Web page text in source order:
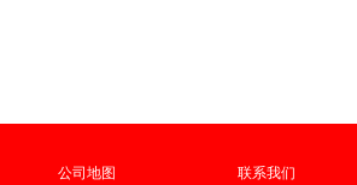
公司地图 联系我们